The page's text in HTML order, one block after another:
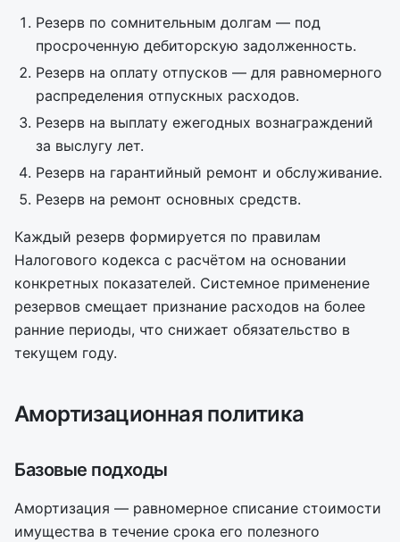
Резерв по сомнительным долгам — под
просроченную дебиторскую задолженность.
Резерв на оплату отпусков — для равномерного
распределения отпускных расходов.
Резерв на выплату ежегодных вознаграждений
за выслугу лет.
Резерв на гарантийный ремонт и обслуживание.
Резерв на ремонт основных средств.
Каждый резерв формируется по правилам
Налогового кодекса с расчётом на основании
конкретных показателей. Системное применение
резервов смещает признание расходов на более
ранние периоды, что снижает обязательство в
текущем году.
Амортизационная политика
Базовые подходы
Амортизация — равномерное списание стоимости
имущества в течение срока его полезного